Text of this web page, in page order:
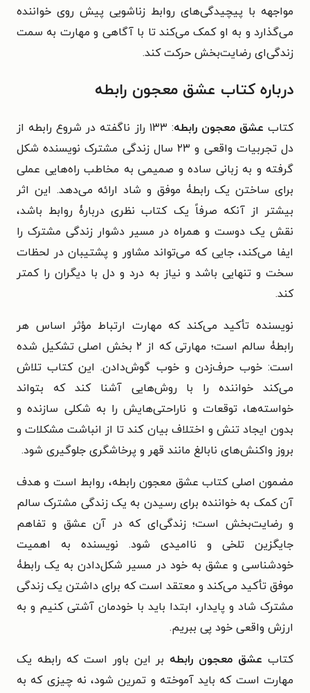
مواجهه با پیچیدگی‌های روابط زناشویی پیش روی خواننده
می‌گذارد و به او کمک می‌کند تا با آگاهی و مهارت به سمت
زندگی‌ای رضایت‌بخش حرکت کند.
درباره کتاب عشق معجون رابطه
کتاب عشق معجون رابطه
: ۱۳۳ راز ناگفته در شروع رابطه از
دل تجربیات واقعی و ۲۳ سال زندگی مشترک نویسنده شکل
گرفته و به زبانی ساده و صمیمی به مخاطب راه‌هایی عملی
برای ساختن یک رابطۀ موفق و شاد ارائه می‌دهد. این اثر
بیشتر از آنکه صرفاً یک کتاب نظری دربارۀ روابط باشد،
نقش یک دوست و همراه در مسیر دشوار زندگی مشترک را
ایفا می‌کند، جایی که می‌تواند مشاور و پشتیبان در لحظات
سخت و تنهایی باشد و نیاز به درد و دل با دیگران را کمتر
کند.
نویسنده تأکید می‌کند که مهارت ارتباط مؤثر اساس هر
رابطۀ سالم است؛ مهارتی که از ۲ بخش اصلی تشکیل شده
است: خوب حرف‌زدن و خوب گوش‌دادن. این کتاب تلاش
می‌کند خواننده را با روش‌هایی آشنا کند که بتواند
خواسته‌ها، توقعات و ناراحتی‌هایش را به شکلی سازنده و
بدون ایجاد تنش و اختلاف بیان کند تا از انباشت مشکلات و
بروز واکنش‌های نابالغ مانند قهر و پرخاشگری جلوگیری شود.
مضمون اصلی کتاب عشق معجون رابطه، روابط است و هدف
آن کمک به خواننده برای رسیدن به یک زندگی مشترک سالم
و رضایت‌بخش است؛ زندگی‌ای که در آن عشق و تفاهم
جایگزین تلخی و ناامیدی شود. نویسنده به اهمیت
خودشناسی و عشق به خود در مسیر شکل‌دادن به یک رابطۀ
موفق تأکید می‌کند و معتقد است که برای داشتن یک زندگی
مشترک شاد و پایدار، ابتدا باید با خودمان آشتی کنیم و به
ارزش واقعی خود پی ببریم.
کتابعشق معجون رابطه بر این باور است که رابطه یک
مهارت است که باید آموخته و تمرین شود، نه چیزی که به